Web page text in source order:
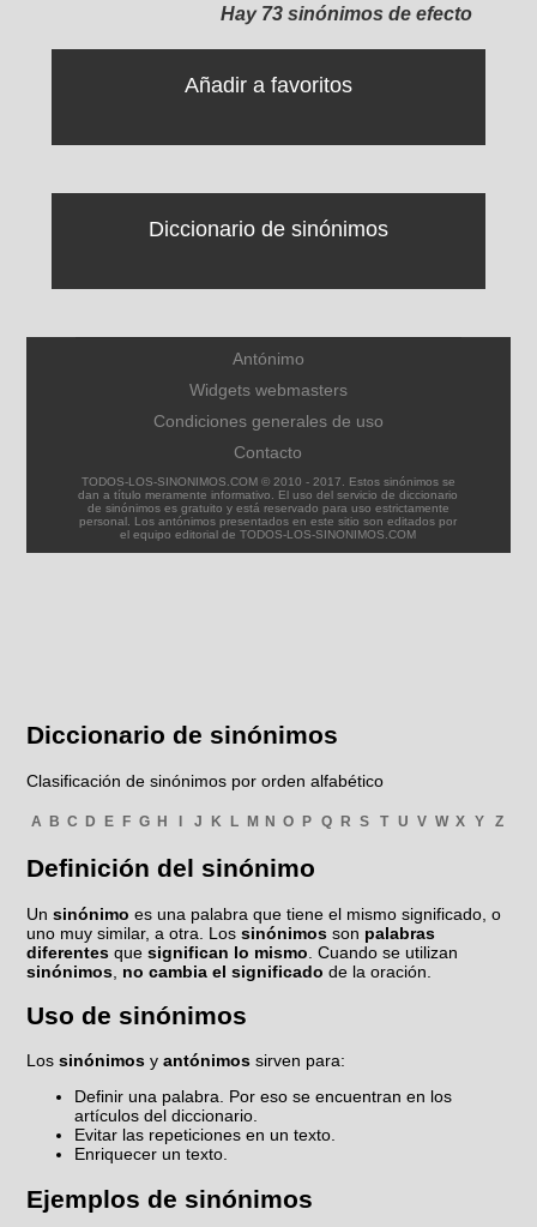
Hay 73 sinónimos de efecto
Añadir a favoritos
Diccionario de sinónimos
Antónimo
Widgets webmasters
Condiciones generales de uso
Contacto
TODOS-LOS-SINONIMOS.COM © 2010 - 2017. Estos sinónimos se
dan a título meramente informativo. El uso del servicio de diccionario
de sinónimos es gratuito y está reservado para uso estrictamente
personal. Los antónimos presentados en este sitio son editados por
el equipo editorial de TODOS-LOS-SINONIMOS.COM
Diccionario de sinónimos
Clasificación de sinónimos por orden alfabético
A B C D E F G H I J K L M N O P Q R S T U V W X Y Z
Definición del sinónimo
Unsinónimo es una palabra que tiene el mismo significado, o
uno muy similar, a otra. Lossinónimos son palabras
diferentes quesignifican lo mismo . Cuando se utilizan
sinónimos no cambia el significado de la oración.
Uso de sinónimos
Lossinónimos yantónimos sirven para:
Definir una palabra. Por eso se encuentran en los
artículos del diccionario.
Evitar las repeticiones en un texto.
Enriquecer un texto.
Ejemplos de sinónimos